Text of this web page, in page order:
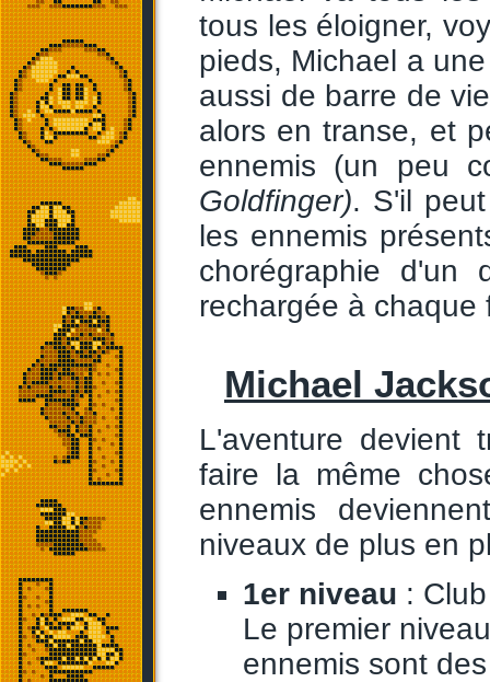
tous les éloigner,
pieds, Michael a
aussi de barre de
alors en transe, et
ennemis (un peu
Goldfinger). S'il
les ennemis
chorégraphie
rechargée à chaque
Michael
L'aventure devient
faire la même
ennemis
niveaux de plus en
1er niveau :
Le premier
ennemis sont